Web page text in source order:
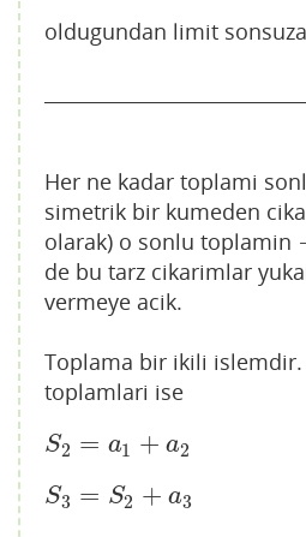
oldugundan limit
Her ne kadar toplami
simetrik bir kumeden
olarak) o sonlu toplamin
de bu tarz cikarimlar
vermeye acik.
Toplama bir ikili
toplamlari ise
S2 = a1 + a2
S2= a1 +a2
S3 = S2 + a3
S3= S2+a3